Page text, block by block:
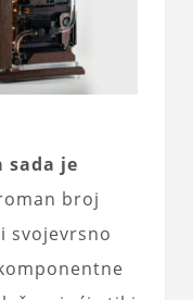
sada je
broj
svojevrsno